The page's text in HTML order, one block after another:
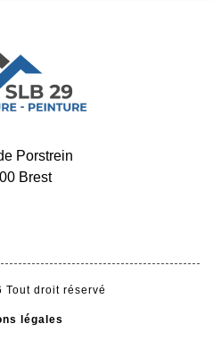
Porstrein
Brest
Tout droit réservé
légales